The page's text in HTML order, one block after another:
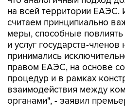
на всей территории ЕАЭС.
считаем принципиально
меры, способные повлиять
и услуг государств-
принимались
правом ЕАЭС, на основе
процедур и в рамках
взаимодействия между
органами", - заявил